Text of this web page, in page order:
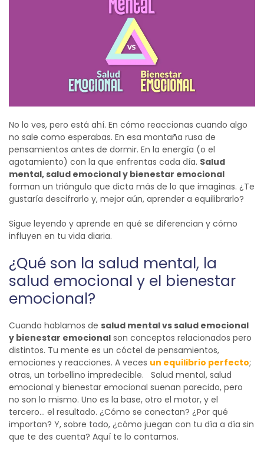
No lo ves, pero está ahí. En cómo reaccionas cuando algo
no sale como esperabas. En esa montaña rusa de
pensamientos antes de dormir. En la energía (o el
agotamiento) con la que enfrentas cada día. Salud
mental, salud emocional y bienestar emocional
forman un triángulo que dicta más de lo que imaginas. ¿Te
gustaría descifrarlo y, mejor aún, aprender a equilibrarlo?
Sigue leyendo y aprende en qué se diferencian y cómo
influyen en tu vida diaria.
¿Qué son la salud mental, la
salud emocional y el bienestar
emocional?
Cuando hablamos de salud mental vs salud emocional
y bienestar emocional son conceptos relacionados pero
distintos. Tu mente es un cóctel de pensamientos,
emociones y reacciones. A veces un equilibrio perfecto;
otras, un torbellino impredecible.
Salud mental, salud
emocional y bienestar emocional suenan parecido, pero
no son lo mismo. Uno es la base, otro el motor, y el
tercero… el resultado. ¿Cómo se conectan? ¿Por qué
importan? Y, sobre todo, ¿cómo juegan con tu día a día sin
que te des cuenta? Aquí te lo contamos.